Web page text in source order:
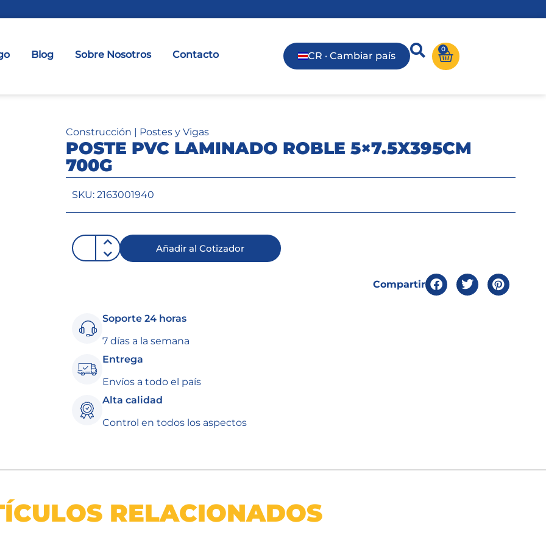
Blog Sobre Nosotros Contacto CR · Cambiar país
0
Construcción | Postes y Vigas
POSTE PVC LAMINADO ROBLE 5×7.5X395CM
700G
SKU: 2163001940
Añadir al Cotizador
Compartir
Soporte 24 horas
7 días a la semana
Entrega
Envíos a todo el país
Alta calidad
Control en todos los aspectos
RELACIONADOS